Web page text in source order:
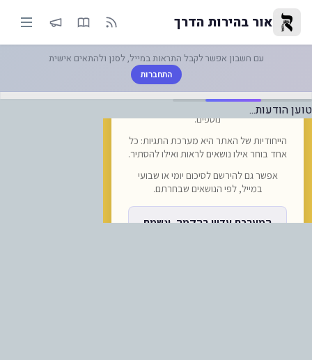
החברה הצ'כית גפרד אקספרס
אור בהירות הדרך
עם חשבון אפשר לקבל התראות במייל, לסנן ולהתאים אישית
התחברות
טוען הודעות...